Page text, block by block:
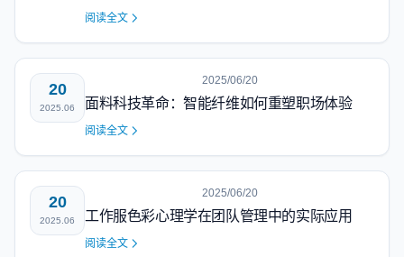
阅读全文
20
2025.06
2025/06/20
面料科技革命：智能纤维如何重塑职场体验
阅读全文
20
2025.06
2025/06/20
工作服色彩心理学在团队管理中的实际应用
阅读全文